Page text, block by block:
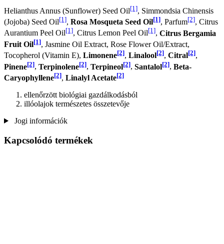
Helianthus Annus (Sunflower) Seed Oil[1], Simmondsia Chinensis
(Jojoba) Seed Oil[1], Rosa Mosqueta Seed Oil[1], Parfum[2], Citrus
Aurantium Peel Oil[1], Citrus Lemon Peel Oil[1], Citrus Bergamia
Fruit Oil[1], Jasmine Oil Extract, Rose Flower Oil/Extract,
Tocopherol (Vitamin E), Limonene[2], Linalool[2], Citral[2],
Pinene[2], Terpinolene[2], Terpineol[2], Santalol[2], Beta-
Caryophyllene[2], Linalyl Acetate[2]
ellenőrzött biológiai gazdálkodásból
illóolajok természetes összetevője
Jogi információk
Kapcsolódó termékek